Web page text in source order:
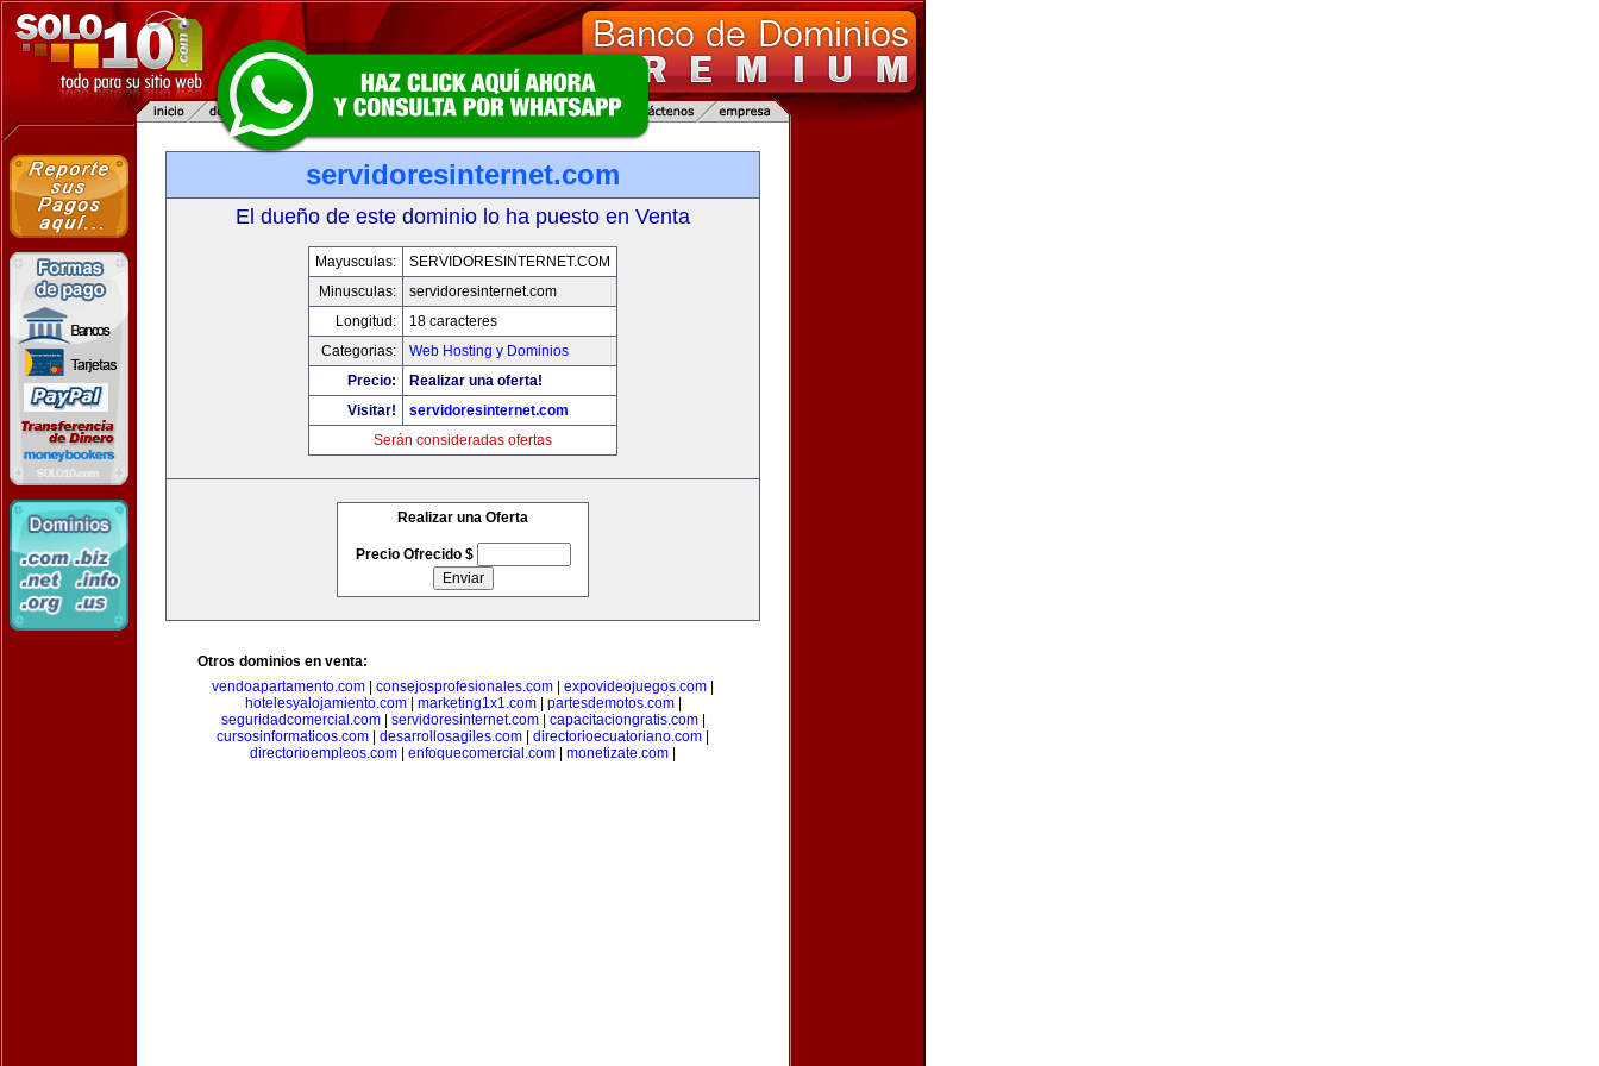
servidoresinternet.com
El dueño de este dominio lo ha puesto en Venta
Mayusculas:
SERVIDORESINTERNET.COM
Minusculas:
servidoresinternet.com
Longitud:
18 caracteres
Categorias:
Web Hosting y Dominios
Precio:
Realizar una oferta!
Visitar!
servidoresinternet.com
Serán consideradas ofertas
Realizar una Oferta
Precio Ofrecido $
Otros dominios en venta:
vendoapartamento.com
consejosprofesionales.com expovideojuegos.com
hotelesyalojamiento.com| marketing1x1.com| partesdemotos.com|
seguridadcomercial.com| servidoresinternet.com| capacitaciongratis.com|
cursosinformaticos.com
desarrollosagiles.com directorioecuatoriano.com
directorioempleos.com
enfoquecomercial.com monetizate.com